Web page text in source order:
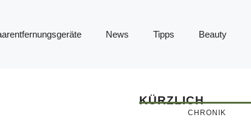
News Tipps Beauty
KÜRZLICH
CHRONIK